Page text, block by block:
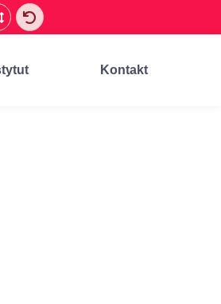
Kontakt